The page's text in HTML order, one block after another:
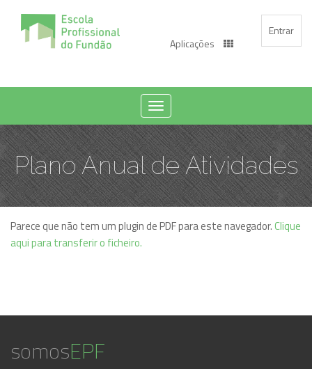
Entrar
Aplicações
Toggle
navigation
Plano Anual de Atividades
Parece que não tem um plugin de PDF para este navegador.Clique
aqui para transferir o ficheiro.
somosEPF